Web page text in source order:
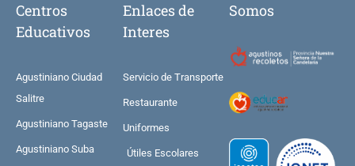
Centros
Educativos
Agustiniano Ciudad
Salitre
Agustiniano Tagaste
Agustiniano Suba
Enlaces de
Interes
Servicio de Transporte
Restaurante
Uniformes
Útiles Escolares
Somos